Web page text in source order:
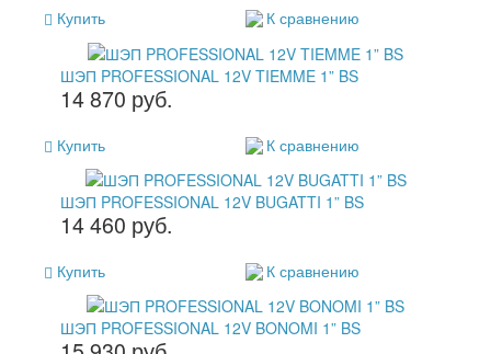
Купить К сравнению
ШЭП PROFESSIONAL 12V TIEMME 1” BS
14 870 руб.
Купить К сравнению
ШЭП PROFESSIONAL 12V BUGATTI 1” BS
14 460 руб.
Купить К сравнению
ШЭП PROFESSIONAL 12V BONOMI 1” BS